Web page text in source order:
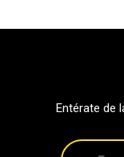
Entérate de